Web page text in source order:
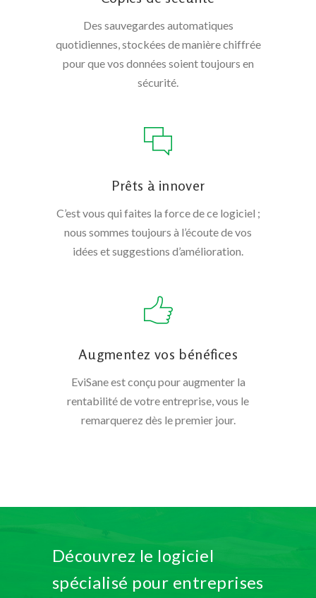
Des sauvegardes automatiques
quotidiennes, stockées de manière chiffrée
pour que vos données soient toujours en
sécurité.
Prêts à innover
C’est vous qui faites la force de ce logiciel ;
nous sommes toujours à l’écoute de vos
idées et suggestions d’amélioration.
Augmentez vos bénéfices
EviSane est conçu pour augmenter la
rentabilité de votre entreprise, vous le
remarquerez dès le premier jour.
Découvrez le logiciel
spécialisé pour entreprises